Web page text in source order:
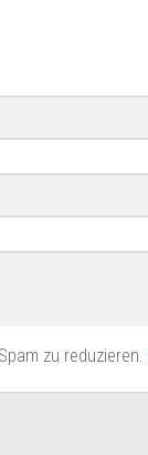
zu reduzieren.